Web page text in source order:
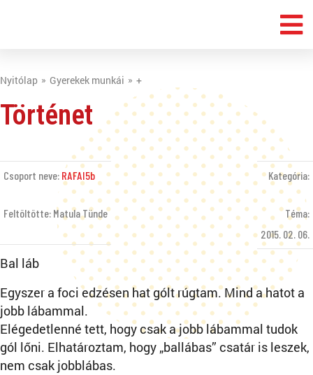
Nyitólap Gyerekek munkái +
Történet
Csoport neve: RAFAI5b
Feltöltötte: Matula Tünde
Kategória:
Téma:
2015. 02. 06.
Bal láb
Egyszer a foci edzésen hat gólt rúgtam. Mind a hatot a
jobb lábammal.
Elégedetlenné tett, hogy csak a jobb lábammal tudok
gól lőni. Elhatároztam, hogy „ballábas” csatár is leszek,
nem csak jobblábas.